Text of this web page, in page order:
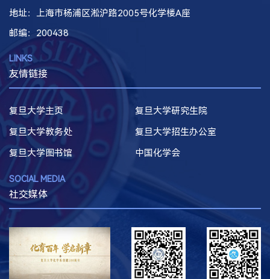
地址：上海市杨浦区淞沪路2005号化学楼A座
邮编：200438
LINKS
友情链接
复旦大学主页
复旦大学研究生院
复旦大学教务处
复旦大学招生办公室
复旦大学图书馆
中国化学会
SOCIAL MEDIA
社交媒体